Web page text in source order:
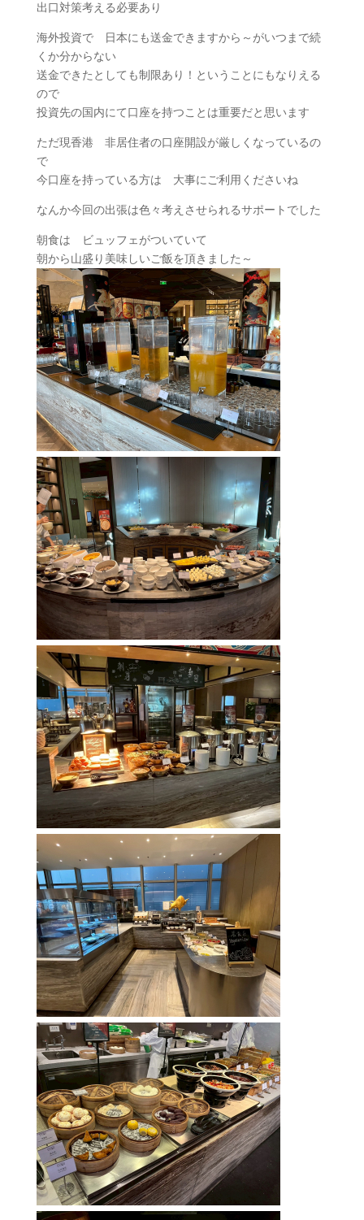
出口対策考える必要あり
海外投資で 日本にも送金できますから～がいつまで続
くか分からない
送金できたとしても制限あり！ということにもなりえる
ので
投資先の国内にて口座を持つことは重要だと思います
ただ現香港 非居住者の口座開設が厳しくなっているの
で
今口座を持っている方は 大事にご利用くださいね
なんか今回の出張は色々考えさせられるサポートでした
朝食は ビュッフェがついていて
朝から山盛り美味しいご飯を頂きました～